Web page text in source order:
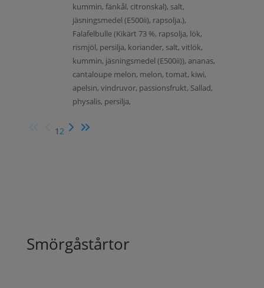
kummin, fänkål, citronskal), salt,
jäsningsmedel (E500ii), rapsolja.),
Falafelbulle (Kikärt 73 %, rapsolja, lök,
rismjöl, persilja, koriander, salt, vitlök,
kummin, jäsningsmedel (E500ii)), ananas,
cantaloupe melon, melon, tomat, kiwi,
apelsin, vindruvor, passionsfrukt, Sallad,
physalis, persilja,
1 2
Smörgåstårtor